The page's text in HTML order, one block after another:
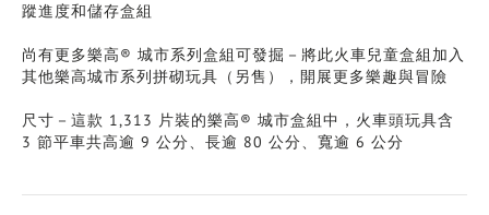
蹤進度和儲存盒組
尚有更多樂高® 城市系列盒組可發掘－將此火車兒童盒組加入
其他樂高城市系列拼砌玩具（另售），開展更多樂趣與冒險
尺寸－這款 1,313 片裝的樂高® 城市盒組中，火車頭玩具含
3 節平車共高逾 9 公分、長逾 80 公分、寬逾 6 公分